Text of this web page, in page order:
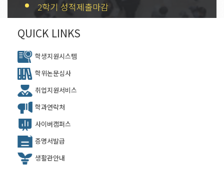
2학기 성적제출마감
18:00까지
QUICK LINKS
학생지원시스템
학위논문심사
취업지원서비스
학과연락처
사이버캠퍼스
증명서발급
생활관안내